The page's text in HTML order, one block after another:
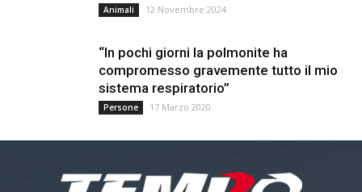
Animali 12 Novembre 2024
“In pochi giorni la polmonite ha
compromesso gravemente tutto il mio
sistema respiratorio”
Persone 17 Marzo 2020